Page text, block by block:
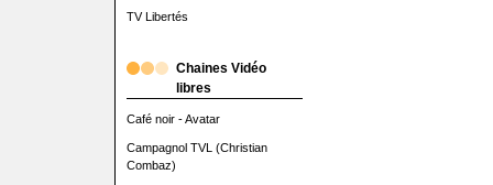
TV Libertés
Chaines Vidéo
libres
Café noir - Avatar
Campagnol TVL (Christian
Combaz)